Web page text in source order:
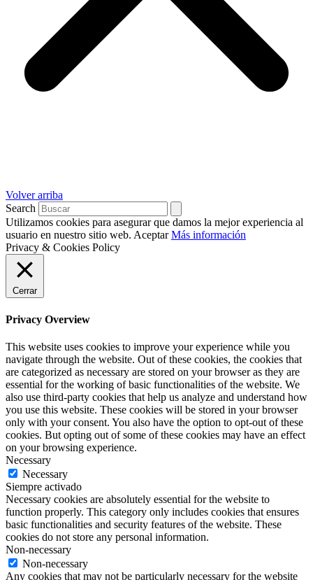
Volver arriba
Search
Utilizamos cookies para asegurar que damos la mejor experiencia al
usuario en nuestro sitio web. Aceptar Más información
Privacy & Cookies Policy
Cerrar
Privacy Overview
This website uses cookies to improve your experience while you
navigate through the website. Out of these cookies, the cookies that
are categorized as necessary are stored on your browser as they are
essential for the working of basic functionalities of the website. We
also use third-party cookies that help us analyze and understand how
you use this website. These cookies will be stored in your browser
only with your consent. You also have the option to opt-out of these
cookies. But opting out of some of these cookies may have an effect
on your browsing experience.
Necessary
Necessary
Siempre activado
Necessary cookies are absolutely essential for the website to
function properly. This category only includes cookies that ensures
basic functionalities and security features of the website. These
cookies do not store any personal information.
Non-necessary
Non-necessary
Any cookies that may not be particularly necessary for the website